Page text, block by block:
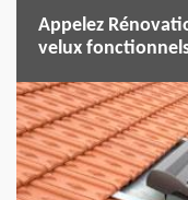
Appelez
velux